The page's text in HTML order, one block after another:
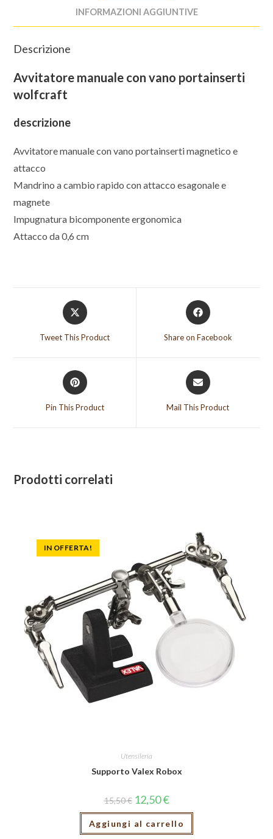
INFORMAZIONI AGGIUNTIVE
Descrizione
Avvitatore manuale con vano portainserti
wolfcraft
descrizione
Avvitatore manuale con vano portainserti magnetico e
attacco
Mandrino a cambio rapido con attacco esagonale e
magnete
Impugnatura bicomponente ergonomica
Attacco da 0,6 cm
Opens
in
Tweet This Product
Opens
in
Share on Facebook
Opens
in
Pin This Product
Opens
in
Mail This Product
Prodotti correlati
IN OFFERTA!
Utensileria
Supporto Valex Robox
15,50€ 12,50€
Aggiungi al carrello